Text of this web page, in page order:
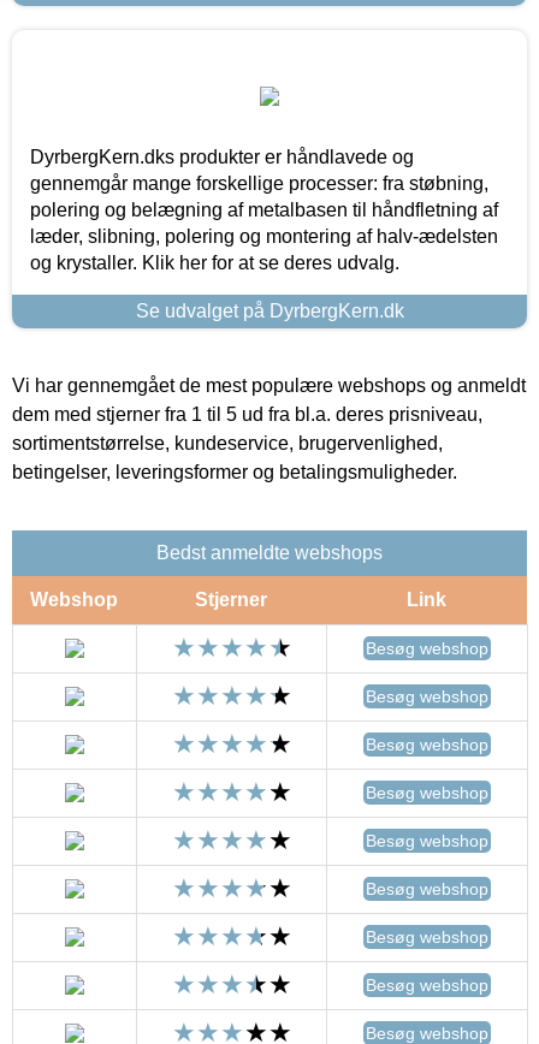
DyrbergKern.dks produkter er håndlavede og
gennemgår mange forskellige processer: fra støbning,
polering og belægning af metalbasen til håndfletning af
læder, slibning, polering og montering af halv-ædelsten
og krystaller. Klik her for at se deres udvalg.
Se udvalget på DyrbergKern.dk
Vi har gennemgået de mest populære webshops og anmeldt
dem med stjerner fra 1 til 5 ud fra bl.a. deres prisniveau,
sortimentstørrelse, kundeservice, brugervenlighed,
betingelser, leveringsformer og betalingsmuligheder.
Bedst anmeldte webshops
Webshop Stjerner Link
Besøg webshop
Besøg webshop
Besøg webshop
Besøg webshop
Besøg webshop
Besøg webshop
Besøg webshop
Besøg webshop
Besøg webshop